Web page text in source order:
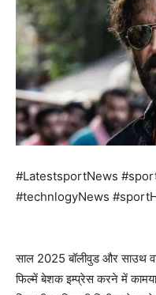
#LatestsportNews
#technlogyNews
साल 2025 बॉलीवुड और साउथ
फिल्में बेशक इम्प्रेस करने में